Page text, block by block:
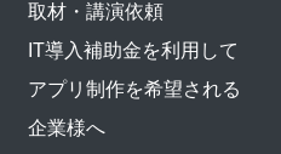
取材・講演依頼
IT導入補助金を利用して
アプリ制作を希望される
企業様へ